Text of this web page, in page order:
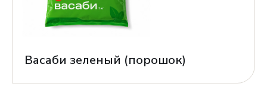
Васаби зеленый (порошок)